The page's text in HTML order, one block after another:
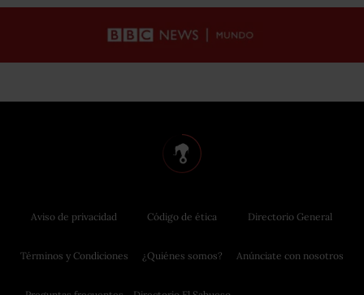
Aviso de privacidad
Términos y Condiciones
Código de ética
¿Quiénes somos?
Directorio General
Anúnciate con nosotros